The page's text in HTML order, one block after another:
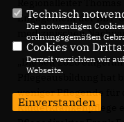
Engagement der BBT-
medizinischen
Die seit 2020
Pflegeausbildung hat
weniger Pflegende für
Kinderkrankenpflege
Technisch
Die notwendigen
ordnungsgemäßen
Cookies von
Derzeit verzichten wir
Webseite.
Einverstanden